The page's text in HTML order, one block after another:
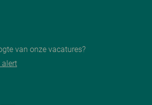
van onze vacatures?
alert